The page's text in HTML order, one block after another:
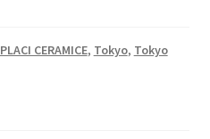
PLACI CERAMICE, Tokyo, Tokyo